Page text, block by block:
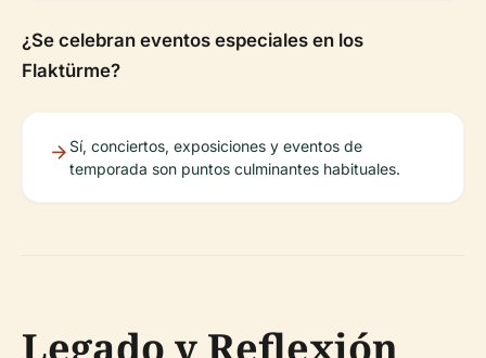
¿Se celebran eventos especiales en los
Flaktürme?
Sí, conciertos, exposiciones y eventos de
temporada son puntos culminantes habituales.